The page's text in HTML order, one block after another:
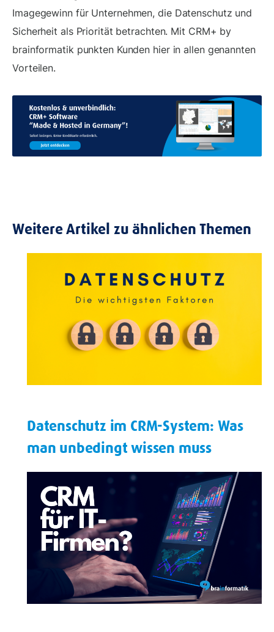
Imagegewinn für Unternehmen, die Datenschutz und
Sicherheit als Priorität betrachten. Mit CRM+ by
brainformatik punkten Kunden hier in allen genannten
Vorteilen.
Weitere Artikel zu ähnlichen Themen
Datenschutz im CRM-System: Was
man unbedingt wissen muss